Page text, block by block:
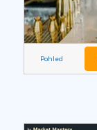
Pohled